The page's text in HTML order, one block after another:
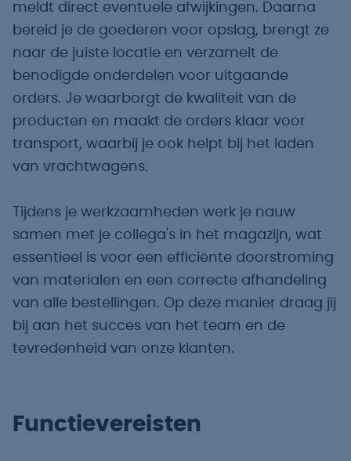
meldt direct eventuele afwijkingen. Daarna
bereid je de goederen voor opslag, brengt ze
naar de juiste locatie en verzamelt de
benodigde onderdelen voor uitgaande
orders. Je waarborgt de kwaliteit van de
producten en maakt de orders klaar voor
transport, waarbij je ook helpt bij het laden
van vrachtwagens.
Tijdens je werkzaamheden werk je nauw
samen met je collega's in het magazijn, wat
essentieel is voor een efficiënte doorstroming
van materialen en een correcte afhandeling
van alle bestellingen. Op deze manier draag jij
bij aan het succes van het team en de
tevredenheid van onze klanten.
Functievereisten